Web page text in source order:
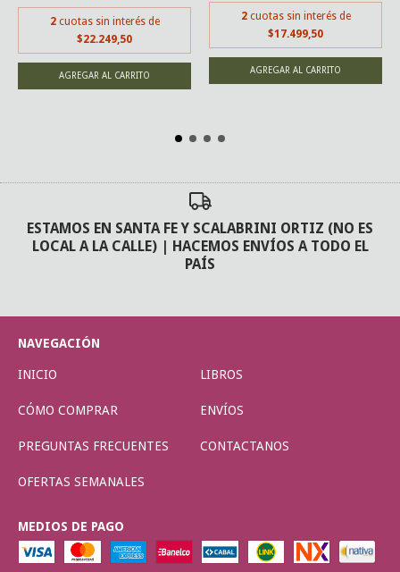
2 cuotas sin interés de
$22.249,50
2 cuotas sin interés de
$17.499,50
ESTAMOS EN SANTA FE Y SCALABRINI ORTIZ (NO ES
LOCAL A LA CALLE) | HACEMOS ENVÍOS A TODO EL
PAÍS
NAVEGACIÓN
INICIO LIBROS
CÓMO COMPRAR ENVÍOS
PREGUNTAS FRECUENTES CONTACTANOS
OFERTAS SEMANALES
MEDIOS DE PAGO